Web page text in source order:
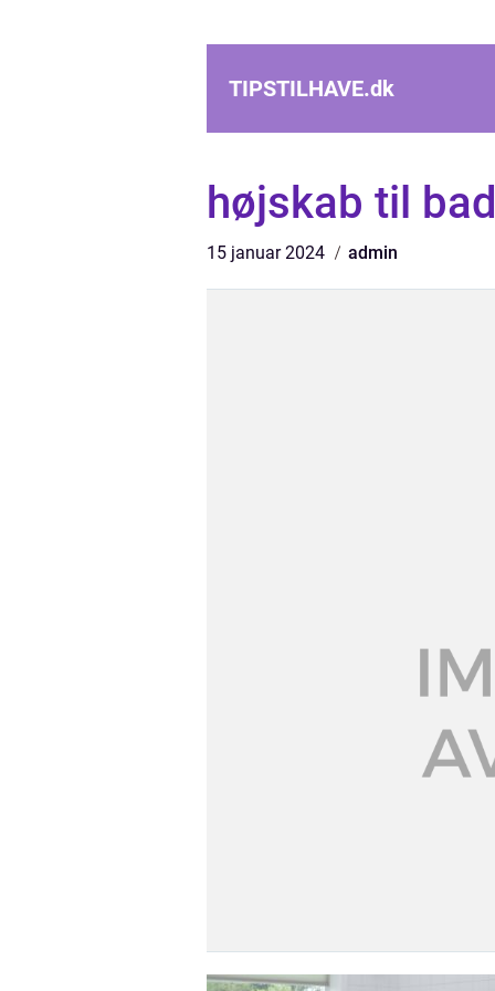
TIPSTILHAVE.dk
højskab til
15 januar 2024 admin